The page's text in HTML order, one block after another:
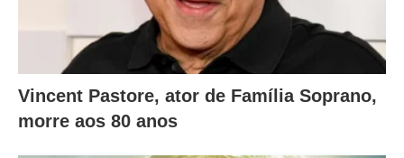
Vincent Pastore, ator de Família Soprano,
morre aos 80 anos